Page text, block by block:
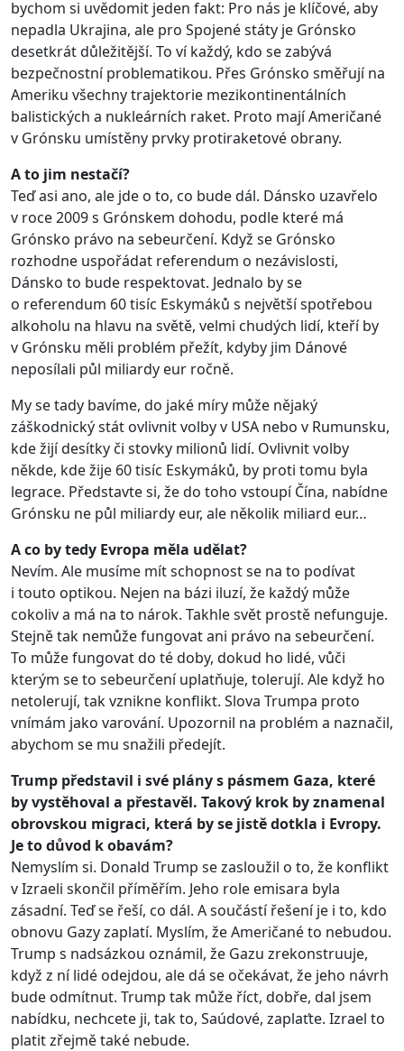
bychom si uvědomit jeden fakt: Pro nás je klíčové, aby
nepadla Ukrajina, ale pro Spojené státy je Grónsko
desetkrát důležitější. To ví každý, kdo se zabývá
bezpečnostní problematikou. Přes Grónsko směřují na
Ameriku všechny trajektorie mezikontinentálních
balistických a nukleárních raket. Proto mají Američané
v Grónsku umístěny prvky protiraketové obrany.
A to jim nestačí?
Teď asi ano, ale jde o to, co bude dál. Dánsko uzavřelo
v roce 2009 s Grónskem dohodu, podle které má
Grónsko právo na sebeurčení. Když se Grónsko
rozhodne uspořádat referendum o nezávislosti,
Dánsko to bude respektovat. Jednalo by se
o referendum 60 tisíc Eskymáků s největší spotřebou
alkoholu na hlavu na světě, velmi chudých lidí, kteří by
v Grónsku měli problém přežít, kdyby jim Dánové
neposílali půl miliardy eur ročně.
My se tady bavíme, do jaké míry může nějaký
záškodnický stát ovlivnit volby v USA nebo v Rumunsku,
kde žijí desítky či stovky milionů lidí. Ovlivnit volby
někde, kde žije 60 tisíc Eskymáků, by proti tomu byla
legrace. Představte si, že do toho vstoupí Čína, nabídne
Grónsku ne půl miliardy eur, ale několik miliard eur…
A co by tedy Evropa měla udělat?
Nevím. Ale musíme mít schopnost se na to podívat
i touto optikou. Nejen na bázi iluzí, že každý může
cokoliv a má na to nárok. Takhle svět prostě nefunguje.
Stejně tak nemůže fungovat ani právo na sebeurčení.
To může fungovat do té doby, dokud ho lidé, vůči
kterým se to sebeurčení uplatňuje, tolerují. Ale když ho
netolerují, tak vznikne konflikt. Slova Trumpa proto
vnímám jako varování. Upozornil na problém a naznačil,
abychom se mu snažili předejít.
Trump představil i své plány s pásmem Gaza, které
by vystěhoval a přestavěl. Takový krok by znamenal
obrovskou migraci, která by se jistě dotkla i Evropy.
Je to důvod k obavám?
Nemyslím si. Donald Trump se zasloužil o to, že konflikt
v Izraeli skončil příměřím. Jeho role emisara byla
zásadní. Teď se řeší, co dál. A součástí řešení je i to, kdo
obnovu Gazy zaplatí. Myslím, že Američané to nebudou.
Trump s nadsázkou oznámil, že Gazu zrekonstruuje,
když z ní lidé odejdou, ale dá se očekávat, že jeho návrh
bude odmítnut. Trump tak může říct, dobře, dal jsem
nabídku, nechcete ji, tak to, Saúdové, zaplaťte. Izrael to
platit zřejmě také nebude.